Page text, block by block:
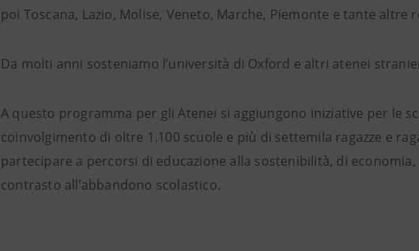
poi Toscana, Lazio, Molise, Veneto, Marche, Piemonte e tante altre
Da molti anni sosteniamo l’università di Oxford e altri atenei
A questo programma per gli Atenei si aggiungono iniziative per le
coinvolgimento di oltre 1.100 scuole e più di settemila ragazze e
partecipare a percorsi di educazione alla sostenibilità, di
contrasto all’abbandono scolastico.